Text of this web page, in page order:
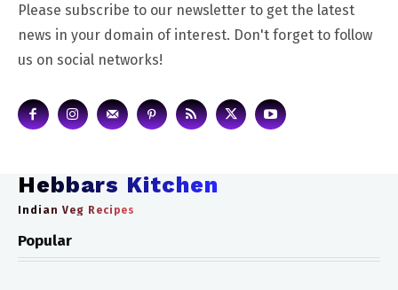
Please subscribe to our newsletter to get the latest
news in your domain of interest. Don't forget to follow
us on social networks!
Hebbars Kitchen
Indian Veg Recipes
Popular